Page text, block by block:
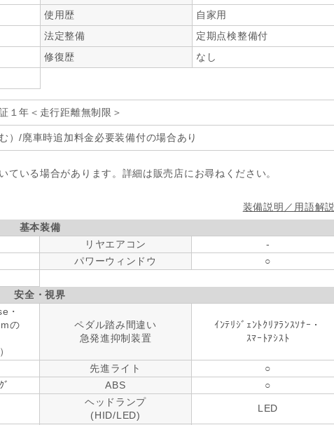
使用歴
自家用
法定整備
定期点検整備付
修復歴
なし
１年＜走行距離無制限＞
）/廃車時追加料金必要装備付の場合あり
いる場合があります。詳細は販売店にお尋ねください。
装備説明／用語解説
基本装備
リヤエアコン
-
パワーウィンドウ
○
安全・視界
・
の
ペダル踏み間違い
急発進抑制装置
ｲﾝﾃﾘｼﾞｪﾝﾄｸﾘｱﾗﾝｽｿﾅｰ・
ｽﾏｰﾄｱｼｽﾄ
先進ライト
○
ﾞ ABS ○
ヘッドランプ
(HID/LED)
LED